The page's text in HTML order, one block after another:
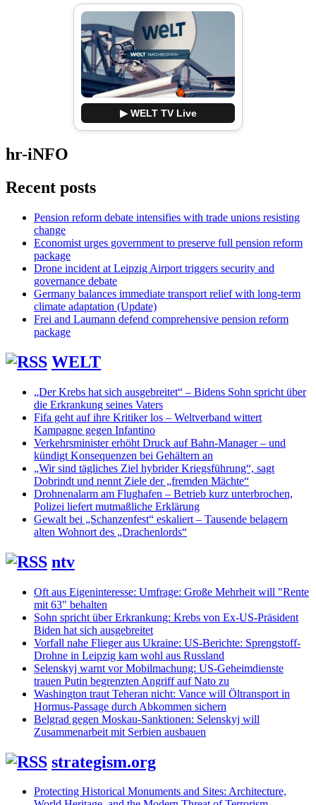
▶ WELT TV Live
hr-iNFO
Recent posts
Pension reform debate intensifies with trade unions resisting
change
Economist urges government to preserve full pension reform
package
Drone incident at Leipzig Airport triggers security and
governance debate
Germany balances immediate transport relief with long-term
climate adaptation (Update)
Frei and Laumann defend comprehensive pension reform
package
WELT
„Der Krebs hat sich ausgebreitet“ – Bidens Sohn spricht über
die Erkrankung seines Vaters
Fifa geht auf ihre Kritiker los – Weltverband wittert
Kampagne gegen Infantino
Verkehrsminister erhöht Druck auf Bahn-Manager – und
kündigt Konsequenzen bei Gehältern an
„Wir sind tägliches Ziel hybrider Kriegsführung“, sagt
Dobrindt und nennt Ziele der „fremden Mächte“
Drohnenalarm am Flughafen – Betrieb kurz unterbrochen,
Polizei liefert mutmaßliche Erklärung
Gewalt bei „Schanzenfest“ eskaliert – Tausende belagern
alten Wohnort des „Drachenlords“
ntv
Oft aus Eigeninteresse: Umfrage: Große Mehrheit will "Rente
mit 63" behalten
Sohn spricht über Erkrankung: Krebs von Ex-US-Präsident
Biden hat sich ausgebreitet
Vorfall nahe Flieger aus Ukraine: US-Berichte: Sprengstoff-
Drohne in Leipzig kam wohl aus Russland
Selenskyj warnt vor Mobilmachung: US-Geheimdienste
trauen Putin begrenzten Angriff auf Nato zu
Washington traut Teheran nicht: Vance will Öltransport in
Hormus-Passage durch Abkommen sichern
Belgrad gegen Moskau-Sanktionen: Selenskyj will
Zusammenarbeit mit Serbien ausbauen
strategism.org
Protecting Historical Monuments and Sites: Architecture,